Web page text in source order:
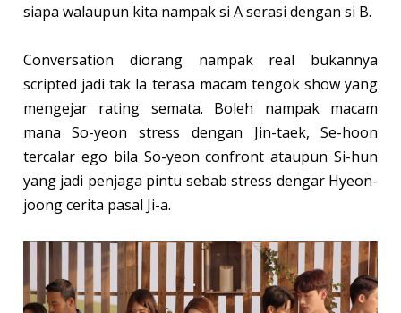
siapa walaupun kita nampak si A serasi dengan si B.
Conversation diorang nampak real bukannya
scripted jadi tak la terasa macam tengok show yang
mengejar rating semata. Boleh nampak macam
mana So-yeon stress dengan Jin-taek, Se-hoon
tercalar ego bila So-yeon confront ataupun Si-hun
yang jadi penjaga pintu sebab stress dengar Hyeon-
joong cerita pasal Ji-a.